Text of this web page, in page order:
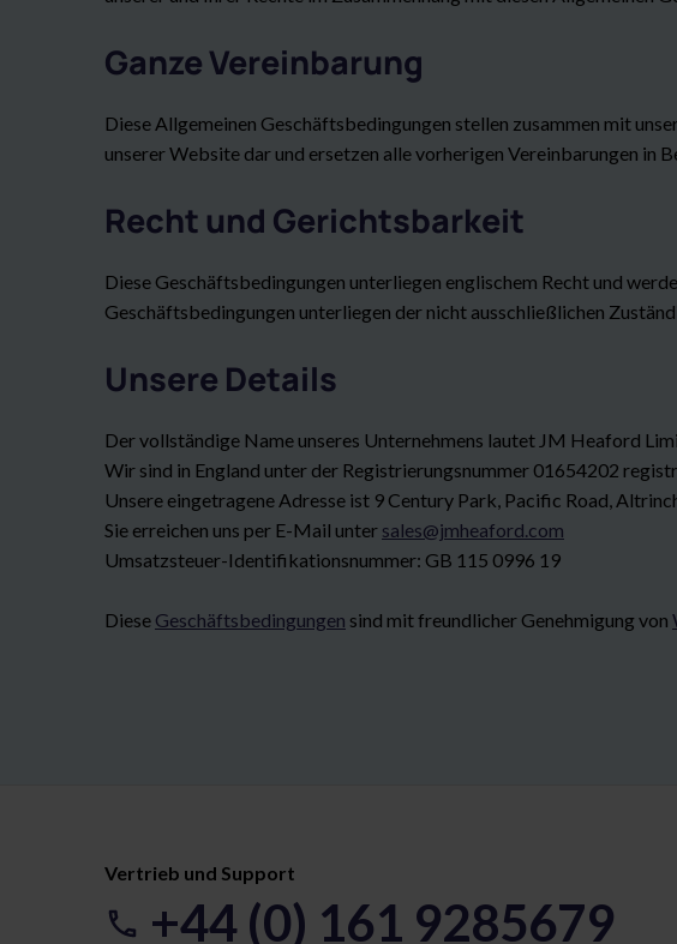
Ganze Vereinbarung
Diese Allgemeinen Geschäftsbedingungen stellen zusammen mit
unserer Website dar und ersetzen alle vorherigen Vereinbarungen in
Recht und Gerichtsbarkeit
Diese Geschäftsbedingungen unterliegen englischem Recht und
Geschäftsbedingungen unterliegen der nicht ausschließlichen
Unsere Details
Der vollständige Name unseres Unternehmens lautet JM Heaford
Wir sind in England unter der Registrierungsnummer 01654202
Unsere eingetragene Adresse ist 9 Century Park, Pacific Road,
Sie erreichen uns per E-Mail unter sales@jmheaford.com
Umsatzsteuer-Identifikationsnummer: GB 115 0996 19
Diese Geschäftsbedingungen sind mit freundlicher Genehmigung von
Vertrieb und Support
+44 (0) 161 9285679